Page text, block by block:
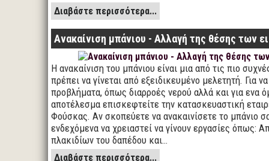
Διαβάστε περισσότερα...
Ανακαίνιση μπάνιου - Αλλαγή της θέσης των
Η ανακαίνιση του μπάνιου είναι μια από τις πιο
πρέπει να γίνεται από εξειδικευμένο μελετητή. Για
προβλήματα, όπως διαρροές νερού αλλά και για ενα
αποτέλεσμα επισκεφτείτε την κατασκευαστική
Φούσκας. Αν σκοπεύετε να ανακαινίσετε το μπάνιο
ενδεχόμενα να χρειαστεί να γίνουν εργασίες όπως:
πλακιδίων του δαπέδου και…
Διαβάστε περισσότερα...